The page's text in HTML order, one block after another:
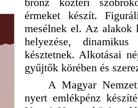
érmeket készít.
mesélnek el. Az alakok
helyezése, dinamikus
késztetnek. Alkotásai
gyűjtők körében és
A Magyar
nyert emlékpénz